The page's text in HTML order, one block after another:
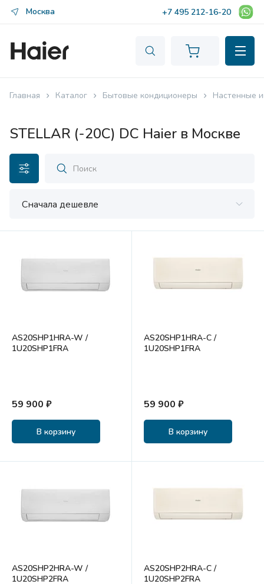
Москва +7 495 212-16-20
Главная Каталог Бытовые кондиционеры Настенные
STELLAR (-20C) DC Haier в Москве
Сначала дешевле
AS20SHP1HRA-W /
1U20SHP1FRA
59 900 ₽
В корзину
AS20SHP1HRA-C /
1U20SHP1FRA
59 900 ₽
В корзину
AS20SHP2HRA-W /
1U20SHP2FRA
AS20SHP2HRA-C /
1U20SHP2FRA